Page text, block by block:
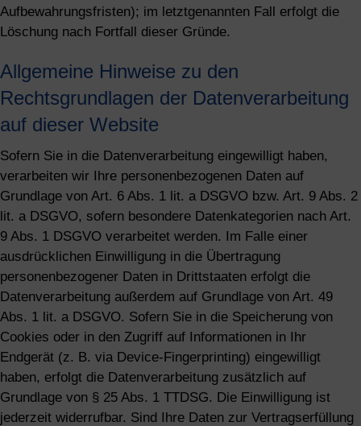
Aufbewahrungsfristen); im letztgenannten Fall erfolgt die
Löschung nach Fortfall dieser Gründe.
Allgemeine Hinweise zu den
Rechtsgrundlagen der Datenverarbeitung
auf dieser Website
Sofern Sie in die Datenverarbeitung eingewilligt haben,
verarbeiten wir Ihre personenbezogenen Daten auf
Grundlage von Art. 6 Abs. 1 lit. a DSGVO bzw. Art. 9 Abs. 2
lit. a DSGVO, sofern besondere Datenkategorien nach Art.
9 Abs. 1 DSGVO verarbeitet werden. Im Falle einer
ausdrücklichen Einwilligung in die Übertragung
personenbezogener Daten in Drittstaaten erfolgt die
Datenverarbeitung außerdem auf Grundlage von Art. 49
Abs. 1 lit. a DSGVO. Sofern Sie in die Speicherung von
Cookies oder in den Zugriff auf Informationen in Ihr
Endgerät (z. B. via Device-Fingerprinting) eingewilligt
haben, erfolgt die Datenverarbeitung zusätzlich auf
Grundlage von § 25 Abs. 1 TTDSG. Die Einwilligung ist
jederzeit widerrufbar. Sind Ihre Daten zur Vertragserfüllung